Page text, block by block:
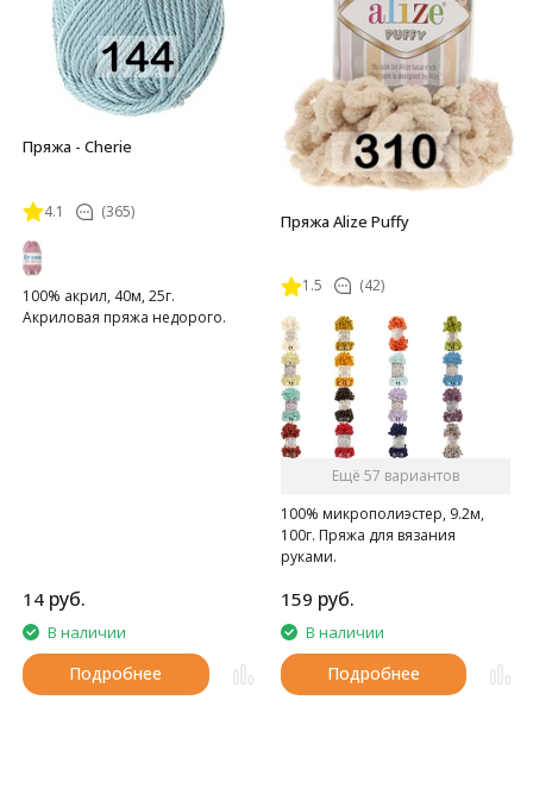
Пряжа - Cherie
4.1 (365)
100% акрил, 40м, 25г.
Акриловая пряжа недорого.
14 руб.
В наличии
Подробнее
Пряжа Alize Puffy
1.5 (42)
Ещё 57 вариантов
100% микрополиэстер, 9.2м,
100г. Пряжа для вязания
руками.
159 руб.
В наличии
Подробнее